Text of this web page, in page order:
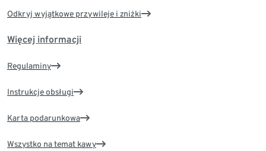
Odkryj wyjątkowe przywileje i zniżki
Więcej informacji
Regulaminy
Instrukcje obsługi
Karta podarunkowa
Wszystko na temat kawy